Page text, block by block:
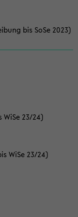
bis SoSe 2023)
23/24)
WiSe 23/24)